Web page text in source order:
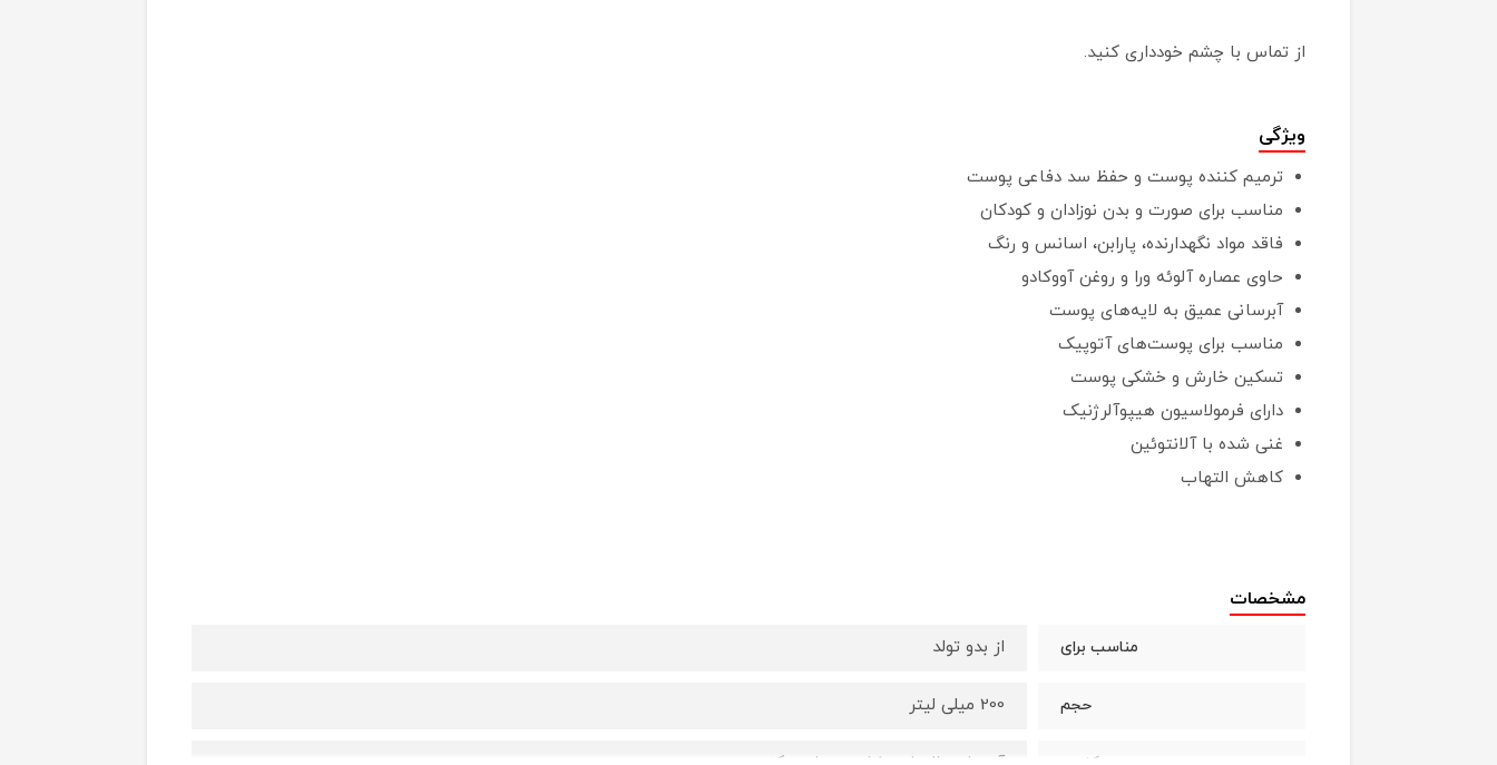
از تماس با چشم خودداری کنید.
ویژگی
ترمیم کننده پوست و حفظ سد دفاعی پوست
مناسب برای صورت و بدن نوزادان و کودکان
فاقد مواد نگهدارنده، پارابن، اسانس و رنگ
حاوی عصاره آلوئه ورا و روغن آووکادو
آبرسانی عمیق به لایه‌های پوست
مناسب برای پوست‌های آتوپیک
تسکین خارش و خشکی پوست
دارای فرمولاسیون هیپوآلرژنیک
غنی شده با آلانتوئین
کاهش التهاب
مشخصات
مناسب برای از بدو تولد
حجم 200 میلی لیتر